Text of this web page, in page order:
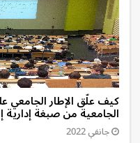
كيف علّق الإطار
الجامعية من صبغة
جانفي 2022